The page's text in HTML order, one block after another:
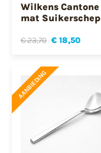
Wilkens Cantone
mat Suikerschep
€ 23,70 € 18,50
AANBIEDING